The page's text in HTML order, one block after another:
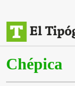
Chépica